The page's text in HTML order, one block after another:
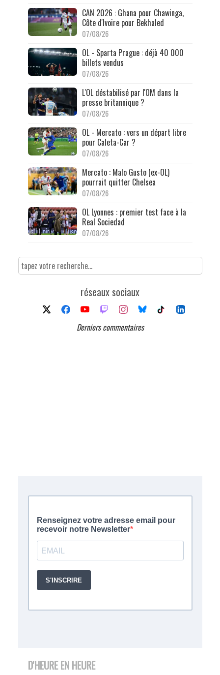
CAN 2026 : Ghana pour Chawinga,
Côte d'Ivoire pour Bekhaled
07/08/26
OL - Sparta Prague : déjà 40 000
billets vendus
07/08/26
L'OL déstabilisé par l'OM dans la
presse britannique ?
07/08/26
OL - Mercato : vers un départ libre
pour Caleta-Car ?
07/08/26
Mercato : Malo Gusto (ex-OL)
pourrait quitter Chelsea
07/08/26
OL Lyonnes : premier test face à la
Real Sociedad
07/08/26
réseaux sociaux
Derniers commentaires
D'HEURE EN HEURE